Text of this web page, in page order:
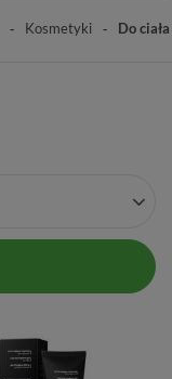
Kosmetyki Do ciała